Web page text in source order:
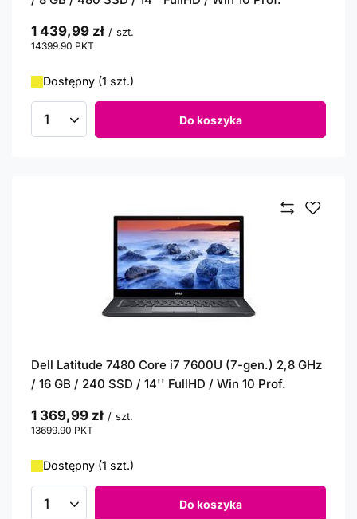
1 439,99 zł / szt.
14399.90 PKT
Dostępny (1 szt.)
Ilość produktów Do koszyka
Dell Latitude 7480 Core i7 7600U (7-gen.) 2,8 GHz
/ 16 GB / 240 SSD / 14'' FullHD / Win 10 Prof.
1 369,99 zł / szt.
13699.90 PKT
Dostępny (1 szt.)
Ilość produktów Do koszyka